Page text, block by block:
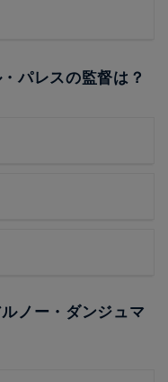
パレスの監督は？
ノー・ダンジュマ